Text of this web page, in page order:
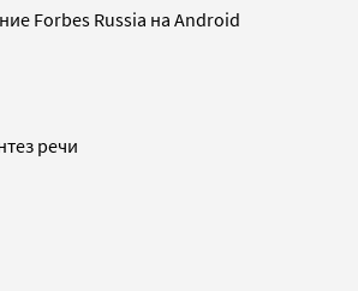
Forbes Russia на Android
речи